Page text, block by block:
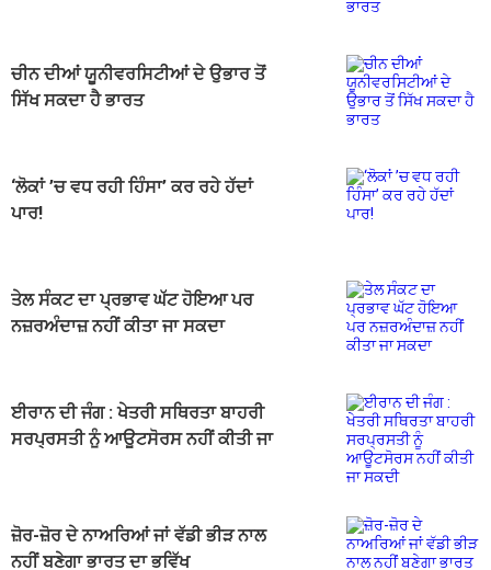
ਚੀਨ ਦੀਆਂ ਯੂਨੀਵਰਸਿਟੀਆਂ ਦੇ ਉਭਾਰ ਤੋਂ
ਸਿੱਖ ਸਕਦਾ ਹੈ ਭਾਰਤ
‘ਲੋਕਾਂ ’ਚ ਵਧ ਰਹੀ ਹਿੰਸਾ’ ਕਰ ਰਹੇ ਹੱਦਾਂ
ਪਾਰ!
ਤੇਲ ਸੰਕਟ ਦਾ ਪ੍ਰਭਾਵ ਘੱਟ ਹੋਇਆ ਪਰ
ਨਜ਼ਰਅੰਦਾਜ਼ ਨਹੀਂ ਕੀਤਾ ਜਾ ਸਕਦਾ
ਈਰਾਨ ਦੀ ਜੰਗ : ਖੇਤਰੀ ਸਥਿਰਤਾ ਬਾਹਰੀ
ਸਰਪ੍ਰਸਤੀ ਨੂੰ ਆਊਟਸੋਰਸ ਨਹੀਂ ਕੀਤੀ ਜਾ
ਜ਼ੋਰ-ਜ਼ੋਰ ਦੇ ਨਾਅਰਿਆਂ ਜਾਂ ਵੱਡੀ ਭੀੜ ਨਾਲ
ਨਹੀਂ ਬਣੇਗਾ ਭਾਰਤ ਦਾ ਭਵਿੱਖ